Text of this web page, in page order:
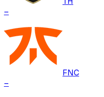
–
FNC
–